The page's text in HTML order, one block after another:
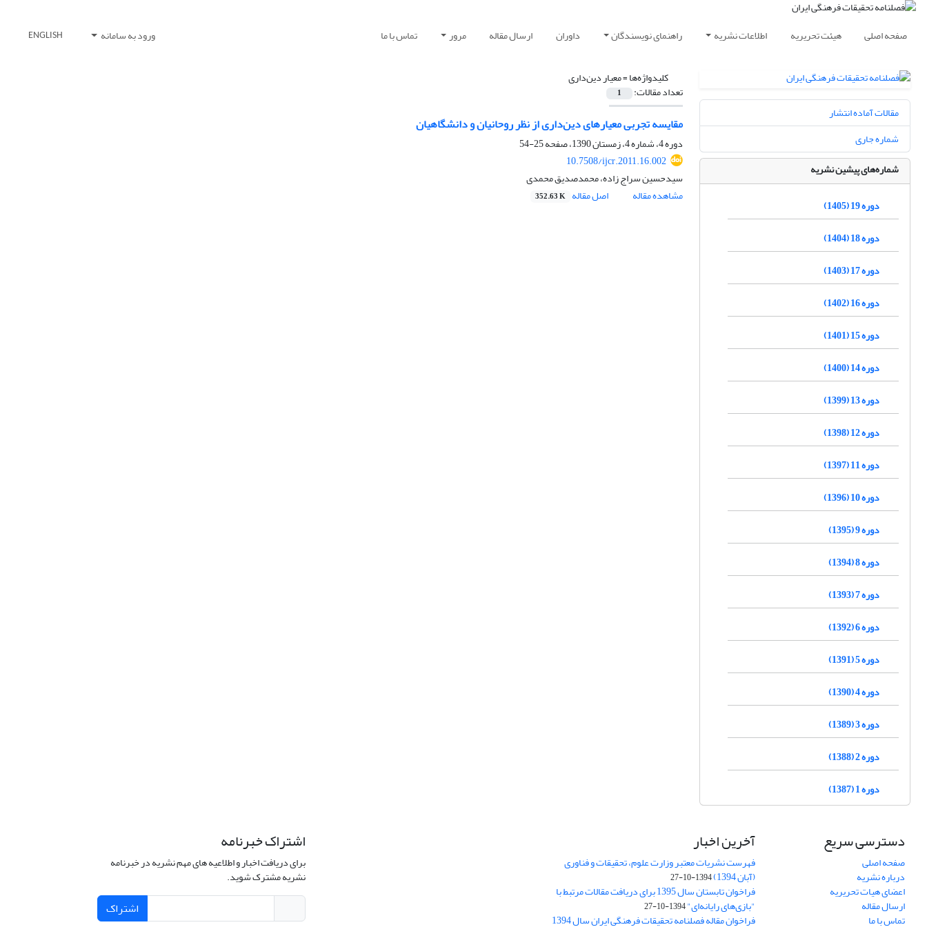
صفحه اصلی هیئت تحریریه اطلاعات نشریه راهنمای نویسندگان داوران ارسال مقاله مرور تماس با ما ورود به سامانه ENGLISH
کلیدواژه‌ها =معیار دین‌داری
تعداد مقالات: 1
مقایسه تجربی معیارهای دین‌داری از نظر روحانیان و دانشگاهیان
دوره 4، شماره 4، زمستان 1390، صفحه
25-54
10.7508/ijcr.2011.16.002
سید‌حسین سراج زاده، محمد‌صدیق‌ محمدی
مشاهده مقاله
اصل مقاله 352.63 K
مقالات آماده انتشار
شماره جاری
شماره‌های پیشین نشریه
دوره 19 (1405)
دوره 18 (1404)
دوره 17 (1403)
دوره 16 (1402)
دوره 15 (1401)
دوره 14 (1400)
دوره 13 (1399)
دوره 12 (1398)
دوره 11 (1397)
دوره 10 (1396)
دوره 9 (1395)
دوره 8 (1394)
دوره 7 (1393)
دوره 6 (1392)
دوره 5 (1391)
دوره 4 (1390)
دوره 3 (1389)
دوره 2 (1388)
دوره 1 (1387)
دسترسی سریع
صفحه اصلی
درباره نشریه
اعضای هیات تحریریه
ارسال مقاله
تماس با ما
آخرین اخبار
فهرست نشریات معتبر وزارت علوم، تحقیقات و فناوری
(آبان 1394) 1394-10-27
فراخوان تابستان سال 1395 برای دریافت مقالات مرتبط با
"بازی‌های رایانه‌ای"1394-10-27
فراخوان مقاله فصلنامه تحقیقات فرهنگی ایران سال 1394
اشتراک خبرنامه
برای دریافت اخبار و اطلاعیه های مهم نشریه در خبرنامه
نشریه مشترک شوید.
اشتراک